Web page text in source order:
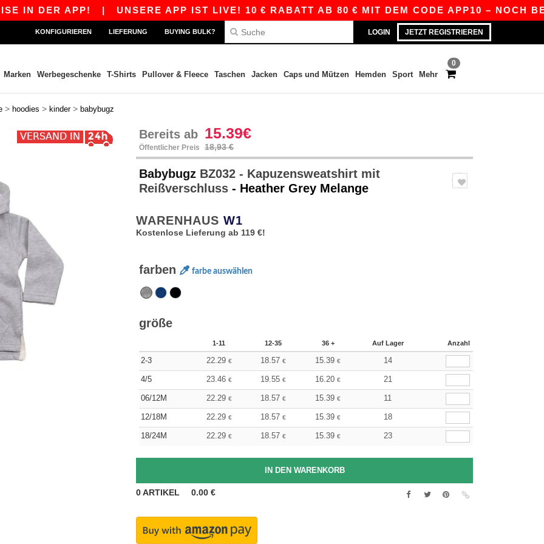
DER APP! |UNSERE APP IST LIVE! 10 € RABATT AB 80 € MIT DEM CODE APP10 – NOCH
LOGIN JETZT REGISTRIEREN
KONFIGURIEREN LIEFERUNG BUYING BULK?
0
Marken Werbegeschenke T-Shirts Pullover & Fleece Taschen Jacken Caps und Mützen Hemden Sport Mehr
> hoodies > kinder > babybugz
Bereits ab 15.39€
Öffentlicher Preis 18,93 €
Babybugz BZ032 - Kapuzensweatshirt mit
Reißverschluss - Heather Grey Melange
WARENHAUS W1
Kostenlose Lieferung ab 119 €!
farben farbe auswählen
größe
1-11 12-35 36 + Auf Lager Anzahl
2-3 22.29 € 18.57 € 15.39 € 14
4/5 23.46 € 19.55 € 16.20 € 21
06/12M 22.29 € 18.57 € 15.39 € 11
12/18M 22.29 € 18.57 € 15.39 € 18
18/24M 22.29 € 18.57 € 15.39 € 23
0ARTIKEL 0.00 €